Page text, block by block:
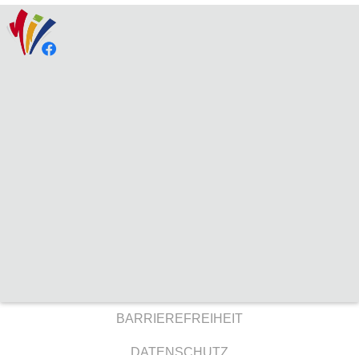
BARRIEREFREIHEIT
DATENSCHUTZ